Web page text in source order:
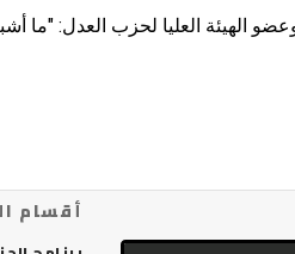
الهيئة العليا لحزب العدل: "ما
أقسام